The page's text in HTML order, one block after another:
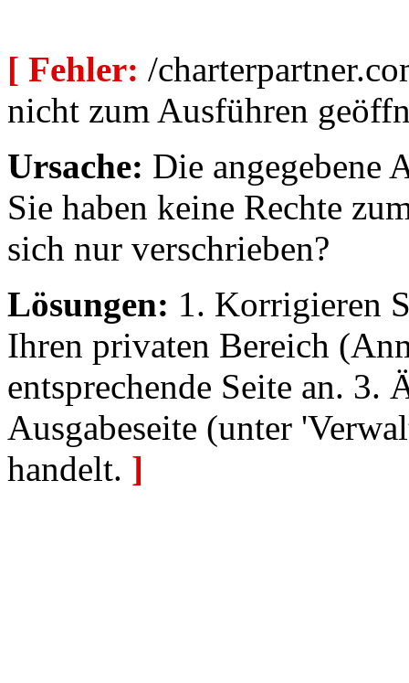
[ Fehler: /
nicht zum Ausführen
Ursache: Die angegebene
Sie haben keine Rechte
sich nur verschrieben?
Lösungen: 1. Korrigieren
Ihren privaten Bereich
entsprechende Seite an. 3.
Ausgabeseite (unter
handelt. ]